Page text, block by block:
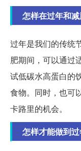
怎样在过年和
过年是我们的传统
肥期间，可以通过
试低碳水高蛋白的
食物。同时，也可
卡路里的机会。
怎样才能做到